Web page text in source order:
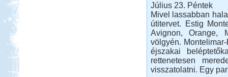
Július 23. Péntek
Mivel lassabban
útitervet. Estig
Avignon, Orange,
völgyén.
éjszakai
rettenetesen
visszatolatni. Egy